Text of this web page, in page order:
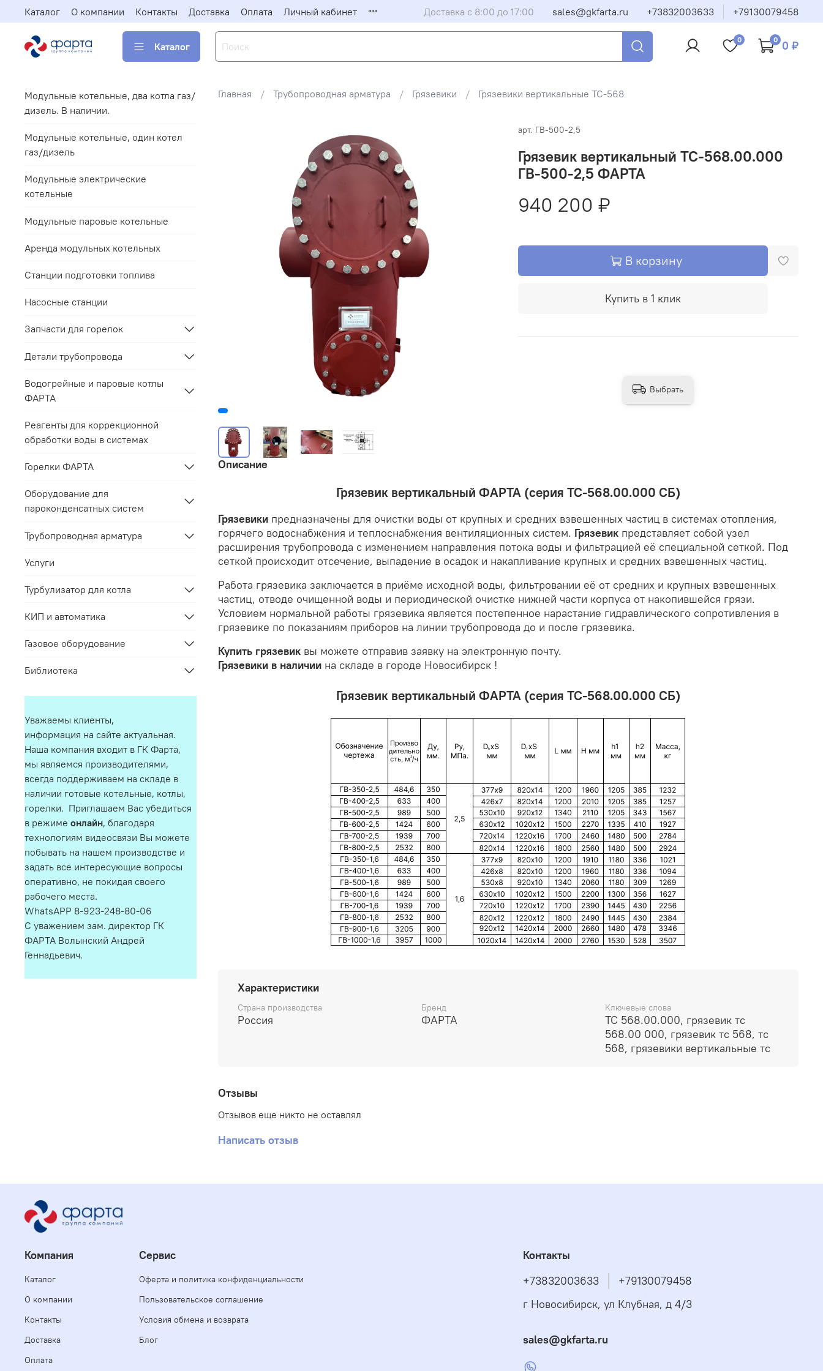
Каталог О компании Контакты Доставка Оплата Личный кабинет Доставка с 8:00 до 17:00 sales@gkfarta.ru +73832003633 +79130079458
Каталог
0 0 0 ₽
Главная Трубопроводная арматура Грязевики Грязевики вертикальные ТС-568
арт. ГВ-500-2,5
Грязевик вертикальный ТС-568.00.000
ГВ-500-2,5 ФАРТА
940 200 ₽
В корзину
Купить в 1 клик
Описание
Грязевик вертикальный ФАРТА (серия ТС-568.00.000 СБ)
Грязевикипредназначены для очистки воды от крупных и средних взвешенных частиц в системах отопления,
горячего водоснабжения и теплоснабжения вентиляционных систем. Грязевикпредставляет собой узел
расширения трубопровода с изменением направления потока воды и фильтрацией её специальной сеткой. Под
сеткой происходит отсечение, выпадение в осадок и накапливание крупных и средних взвешенных частиц.
Работа грязевика заключается в приёме исходной воды, фильтровании её от средних и крупных взвешенных
частиц, отводе очищенной воды и периодической очистке нижней части корпуса от накопившейся грязи.
Условием нормальной работы грязевика является постепенное нарастание гидравлического сопротивления в
грязевике по показаниям приборов на линии трубопровода до и после грязевика.
Купить грязевиквы можете отправив заявку на электронную почту.
Грязевики в наличиина складе в городе Новосибирск !
Грязевик вертикальный ФАРТА (серия ТС-568.00.000 СБ)
Характеристики
Страна производства
Россия
Бренд
ФАРТА
Ключевые слова
ТС 568.00.000, грязевик тс
568.00 000, грязевик тс 568, тс
568, грязевики вертикальные тс
Отзывы
Отзывов еще никто не оставлял
Написать отзыв
Выбрать
Модульные котельные, два котла газ/
дизель. В наличии.
Модульные котельные, один котел
газ/дизель
Модульные электрические
котельные
Модульные паровые котельные
Аренда модульных котельных
Станции подготовки топлива
Насосные станции
Запчасти для горелок
Детали трубопровода
Водогрейные и паровые котлы
ФАРТА
Реагенты для коррекционной
обработки воды в системах
Горелки ФАРТА
Оборудование для
пароконденсатных систем
Трубопроводная арматура
Услуги
Турбулизатор для котла
КИП и автоматика
Газовое оборудование
Библиотека
Уважаемы клиенты,
информация на сайте актуальная.
Наша компания входит в ГК Фарта,
мы являемся производителями,
всегда поддерживаем на складе в
наличии готовые котельные, котлы,
горелки. Приглашаем Вас убедиться
в режиме онлайн, благодаря
технологиям видеосвязи Вы можете
побывать на нашем производстве и
задать все интересующие вопросы
оперативно, не покидая своего
рабочего места.
WhatsAPP 8-923-248-80-06
С уважением зам. директор ГК
ФАРТА Волынский Андрей
Геннадьевич.
Компания
Каталог
О компании
Контакты
Доставка
Оплата
Сервис
Оферта и политика конфиденциальности
Пользовательское соглашение
Условия обмена и возврата
Блог
Контакты
+73832003633
+79130079458
г Новосибирск, ул Клубная, д 4/3
sales@gkfarta.ru